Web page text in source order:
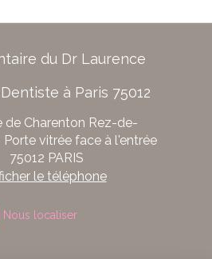
du Dr Laurence
à Paris 75012
de Charenton Rez-de-
Porte vitrée face à l'entrée
75012 PARIS
le téléphone
Nous localiser